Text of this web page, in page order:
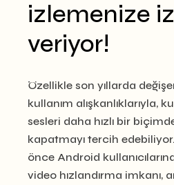
izlemenize
veriyor!
Özellikle son yıllarda
kullanım alışkanlıklarıyla,
sesleri daha hızlı bir
kapatmayı tercih
önce Android
video hızlandırma imkanı,